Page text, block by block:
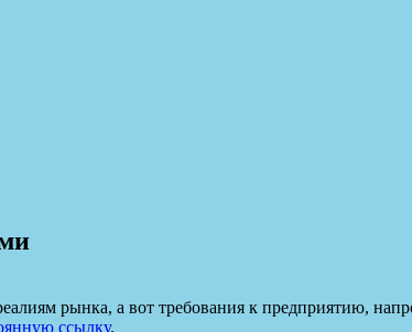
рынка, а вот требования к предприятию,
ссылку.